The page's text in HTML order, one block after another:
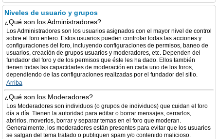
Niveles de usuario y grupos
¿Qué son los Administradores?
Los Administradores son los usuarios asignados con el mayor nivel de control
sobre el foro entero. Estos usuarios pueden controlar todas las acciones y
configuraciones del foro, incluyendo configuraciones de permisos, baneo de
usuarios, creación de grupos usuarios y moderadores, etc. Dependen del
fundador del foro y de los permisos que éste les ha dado. Ellos también
tienen todas las capacidades de moderación en cada uno de los foros,
dependiendo de las configuraciones realizadas por el fundador del sitio.
Arriba
¿Qué son los Moderadores?
Los Moderadores son individuos (o grupos de individuos) que cuidan el foro
día a día. Tienen la autoridad para editar o borrar mensajes, cerrarlos,
abrirlos, moverlos, borrar y separar temas en el foro que moderan.
Generalmente, los moderadores están presentes para evitar que los usuarios
se salgan del tema tratado o publiquen spam y/o contenido malicioso.